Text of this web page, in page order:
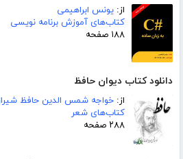
از: یونس ابراهیمی
کتاب‌های آموزش برنامه نویسی
۱۸۸ صفحه
دانلود کتاب دیوان حافظ
از: خواجه شمس الدین حافظ
کتاب‌های شعر
۲۸۸ صفحه